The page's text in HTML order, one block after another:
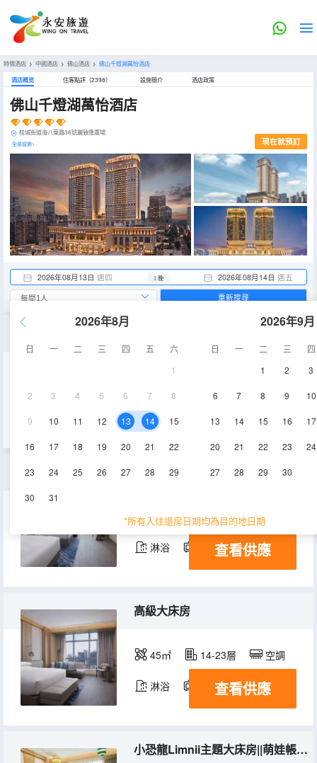
特價酒店 > 中國酒店 > 佛山酒店 > 佛山千燈湖萬怡酒店
酒店概览 住客點評（2398） 設施簡介 酒店政策
佛山千燈湖萬怡酒店
桂城街道海八東路38號麗致匯廣場
全部設施> 現在就預訂
2026年08月13日 週四 2026年08月14日 週五
1 晚
2026年8月
日 一 二 三 四 五
六
1
2 3 4 5 6 7 8
9 10 11 12 13 14 15
16 17 18 19 20 21 22
23 24 25 26 27 28 29
30 31
2026年9月
日 一 二 三
四
1
2 3
6 7 8 9 10
13 14 15 16 17
20 21 22 23 24
27 28 29 30
*所有入住退房日期均為目的地日期
重新搜尋
空調
淋浴
尊享露台雙床房
55㎡ 24-27層
淋浴 電視機
查看供應
高級大床房
45㎡ 14-23層 空調
淋浴 電視機
查看供應
小恐龍Limnii主題大床房||萌娃帳篷+童年木馬+兒童玩具